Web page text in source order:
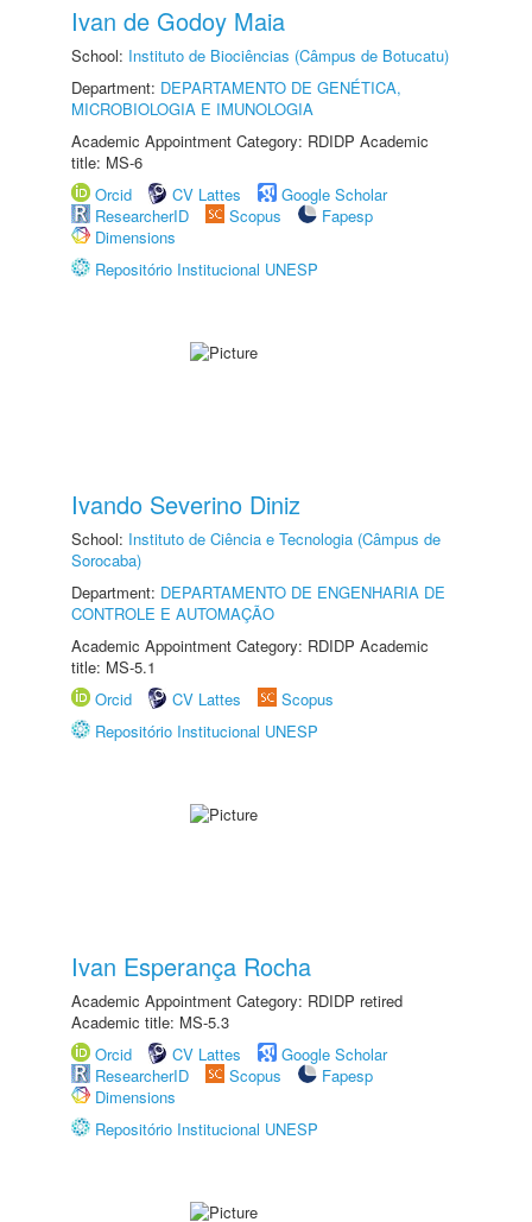
Ivan de Godoy Maia
School: Instituto de Biociências (Câmpus de Botucatu)
Department: DEPARTAMENTO DE GENÉTICA,
MICROBIOLOGIA E IMUNOLOGIA
Academic Appointment Category: RDIDP Academic
title: MS-6
Orcid
CV Lattes
Google Scholar
ResearcherID
Scopus
Fapesp
Dimensions
Repositório Institucional UNESP
Ivando Severino Diniz
School: Instituto de Ciência e Tecnologia (Câmpus de
Sorocaba)
Department: DEPARTAMENTO DE ENGENHARIA DE
CONTROLE E AUTOMAÇÃO
Academic Appointment Category: RDIDP Academic
title: MS-5.1
Orcid
CV Lattes
Scopus
Repositório Institucional UNESP
Ivan Esperança Rocha
Academic Appointment Category: RDIDP retired
Academic title: MS-5.3
Orcid
CV Lattes
Google Scholar
ResearcherID
Scopus
Fapesp
Dimensions
Repositório Institucional UNESP